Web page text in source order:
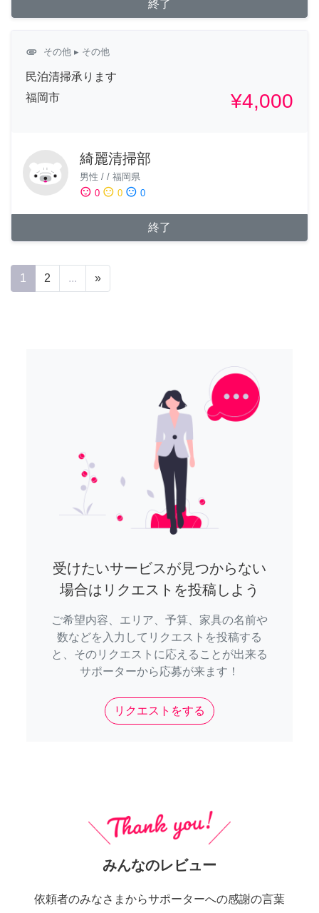
終了
attachment その他 ▸ その他
民泊清掃承ります
福岡市
¥4,000
綺麗清掃部
男性 / / 福岡県
sentiment_satisfied 0 sentiment_neutral 0 sentiment_dissatisfied 0
終了
1 2 ... »
受けたいサービスが見つからない
場合はリクエストを投稿しよう
ご希望内容、エリア、予算、家具の名前や
数などを入力してリクエストを投稿する
と、そのリクエストに応えることが出来る
サポーターから応募が来ます！
リクエストをする
みんなのレビュー
依頼者のみなさまからサポーターへの感謝の言葉